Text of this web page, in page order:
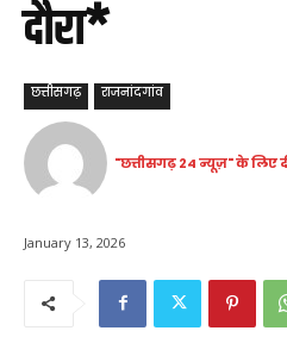
दौरा*
छत्तीसगढ़ राजनांदगांव
"छत्तीसगढ़ 24 न्यूज़" के लिए
January 13, 2026